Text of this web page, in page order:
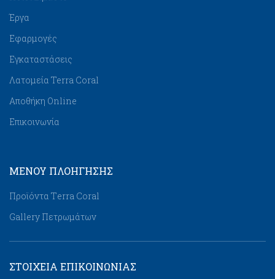
Έργα
Εφαρμογές
Εγκαταστάσεις
Λατομεία Terra Coral
Αποθήκη Online
Επικοινωνία
ΜΕΝΟΥ ΠΛΟΉΓΗΣΗΣ
Προϊόντα Τerra Coral
Gallery Πετρωμάτων
ΣΤΟΙΧΕΙΑ ΕΠΙΚΟΙΝΩΝΙΑΣ